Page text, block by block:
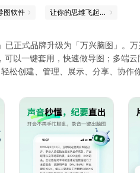
图软件 让你的思维飞起来吧
已正式品牌升级为「万兴脑图」。
可以一键套用，快速做导图；多端
松创建、管理、展示、分享、协